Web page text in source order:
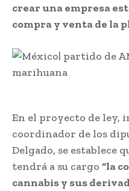
crear una empresa
compra y venta de la
En el proyecto de ley,
coordinador de los
Delgado, se establece
tendrá a su cargo “la
cannabis y sus